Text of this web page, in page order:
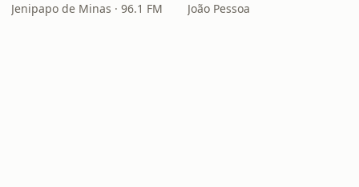
Jenipapo de Minas · 96.1 FM João Pessoa